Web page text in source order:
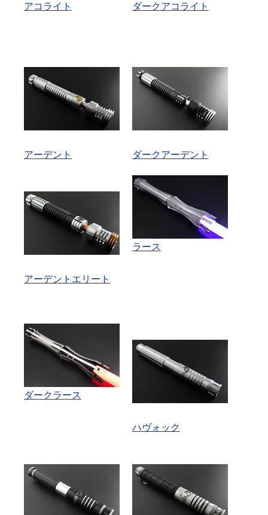
アコライト ダークアコライト
アーデント ダークアーデント
アーデントエリート
ラース
ダークラース
ハヴォック